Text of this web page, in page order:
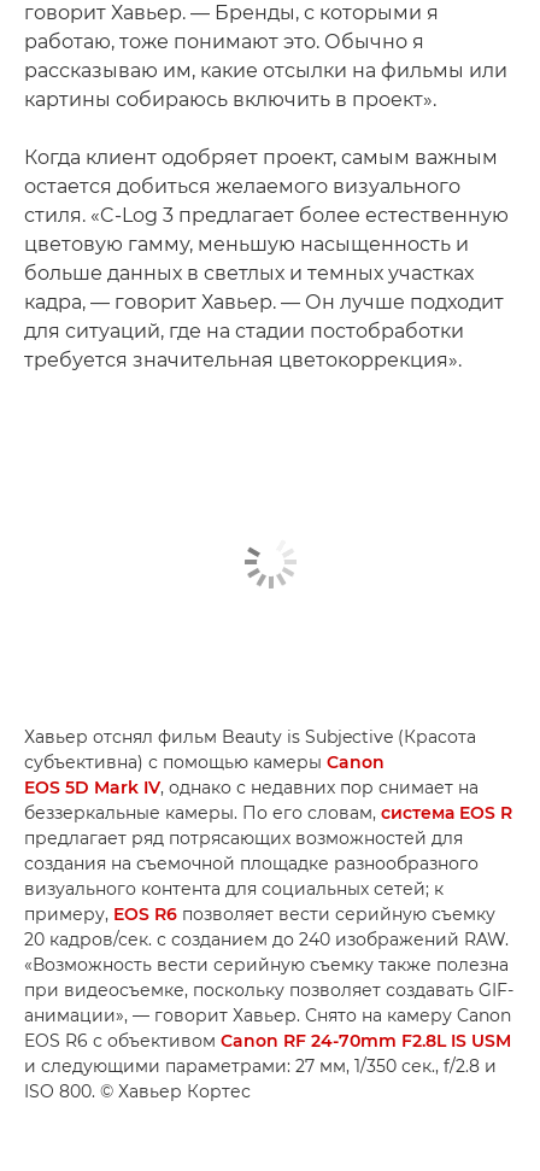
говорит Хавьер. — Бренды, с которыми я
работаю, тоже понимают это. Обычно я
рассказываю им, какие отсылки на фильмы или
картины собираюсь включить в проект».
Когда клиент одобряет проект, самым важным
остается добиться желаемого визуального
стиля. «C-Log 3 предлагает более естественную
цветовую гамму, меньшую насыщенность и
больше данных в светлых и темных участках
кадра, — говорит Хавьер. — Он лучше подходит
для ситуаций, где на стадии постобработки
требуется значительная цветокоррекция».
Хавьер отснял фильм Beauty is Subjective (Красота
субъективна) с помощью камеры Canon
EOS 5D Mark IV, однако с недавних пор снимает на
беззеркальные камеры. По его словам, система EOS R
предлагает ряд потрясающих возможностей для
создания на съемочной площадке разнообразного
визуального контента для социальных сетей; к
примеру, EOS R6 позволяет вести серийную съемку
20 кадров/сек. с созданием до 240 изображений RAW.
«Возможность вести серийную съемку также полезна
при видеосъемке, поскольку позволяет создавать GIF-
анимации», — говорит Хавьер. Снято на камеру Canon
EOS R6 с объективом Canon RF 24-70mm F2.8L IS USM
и следующими параметрами: 27 мм, 1/350 сек., f/2.8 и
ISO 800. © Хавьер Кортес